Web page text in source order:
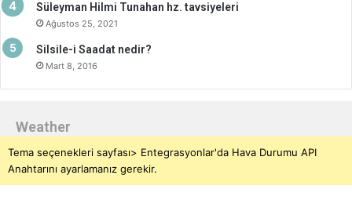
Süleyman Hilmi Tunahan hz. tavsiyeleri
Ağustos 25, 2021
Silsile-i Saadat nedir?
Mart 8, 2016
Weather
Tema seçenekleri sayfası> Entegrasyonlar'da Hava Durumu API
Anahtarını ayarlamanız gerekir.